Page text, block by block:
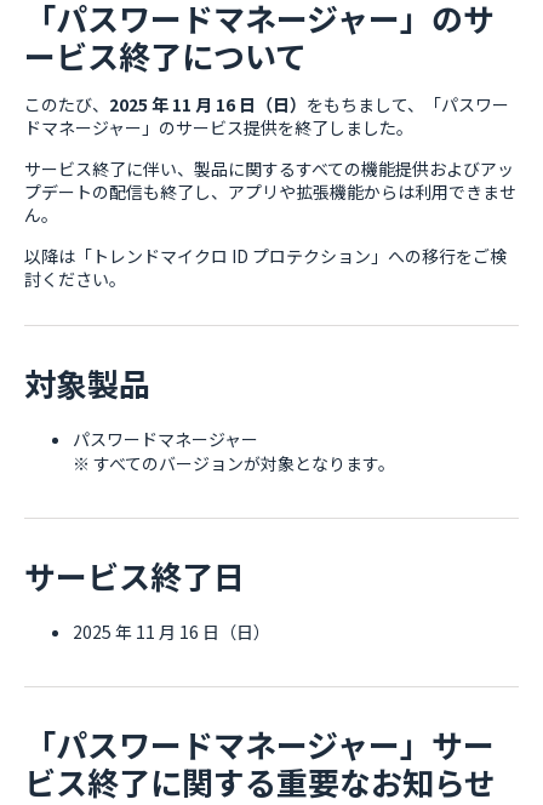
「パスワードマネージャー」のサ
ービス終了について
このたび、 2025 年 11 月 16 日（日） をもちまして、「パスワー
ドマネージャー」のサービス提供を終了しました。
サービス終了に伴い、製品に関するすべての機能提供およびアッ
プデートの配信も終了し、アプリや拡張機能からは利用できませ
ん。
以降は「トレンドマイクロ ID プロテクション」への移行をご検
討ください。
対象製品
パスワードマネージャー
※ すべてのバージョンが対象となります。
サービス終了日
2025 年 11 月 16 日（日）
「パスワードマネージャー」サー
ビス終了に関する重要なお知らせ